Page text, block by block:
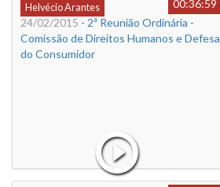
Helvécio Arantes
00:36:59
24/02/2015 - 2ª Reunião Ordinária -
Comissão de Direitos Humanos e Defesa
do Consumidor